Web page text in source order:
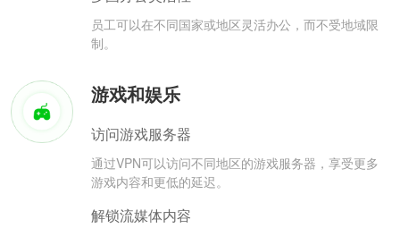
员工可以在不同国家或地区灵活办公，而不受地域限
制。
游戏和娱乐
访问游戏服务器
通过VPN可以访问不同地区的游戏服务器，享受更多
游戏内容和更低的延迟。
解锁流媒体内容